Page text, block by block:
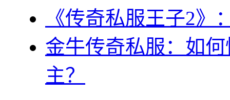
《传奇私服王子2
金牛传奇私服：如
主？